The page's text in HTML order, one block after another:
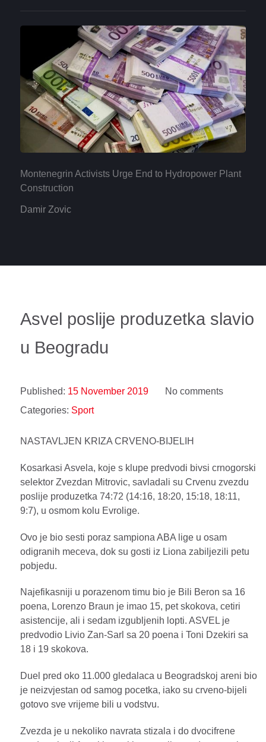
Montenegrin Activists Urge End to Hydropower Plant
Construction
Damir Zovic
Asvel poslije produzetka slavio
u Beogradu
Published: 15 November 2019
No comments
Categories: Sport
NASTAVLJEN KRIZA CRVENO-BIJELIH
Kosarkasi Asvela, koje s klupe predvodi bivsi crnogorski
selektor Zvezdan Mitrovic, savladali su Crvenu zvezdu
poslije produzetka 74:72 (14:16, 18:20, 15:18, 18:11,
9:7), u osmom kolu Evrolige.
Ovo je bio sesti poraz sampiona ABA lige u osam
odigranih meceva, dok su gosti iz Liona zabiljezili petu
pobjedu.
Najefikasniji u porazenom timu bio je Bili Beron sa 16
poena, Lorenzo Braun je imao 15, pet skokova, cetiri
asistencije, ali i sedam izgubljenih lopti. ASVEL je
predvodio Livio Zan-Sarl sa 20 poena i Toni Dzekiri sa
18 i 19 skokova.
Duel pred oko 11.000 gledalaca u Beogradskoj areni bio
je neizvjestan od samog pocetka, iako su crveno-bijeli
gotovo sve vrijeme bili u vodstvu.
Zvezda je u nekoliko navrata stizala i do dvocifrene